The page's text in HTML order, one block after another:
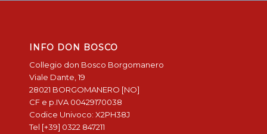
INFO DON BOSCO
Collegio don Bosco Borgomanero
Viale Dante, 19
28021 BORGOMANERO [NO]
CF e p.IVA 00429170038
Codice Univoco: X2PH38J
Tel [+39] 0322 847211